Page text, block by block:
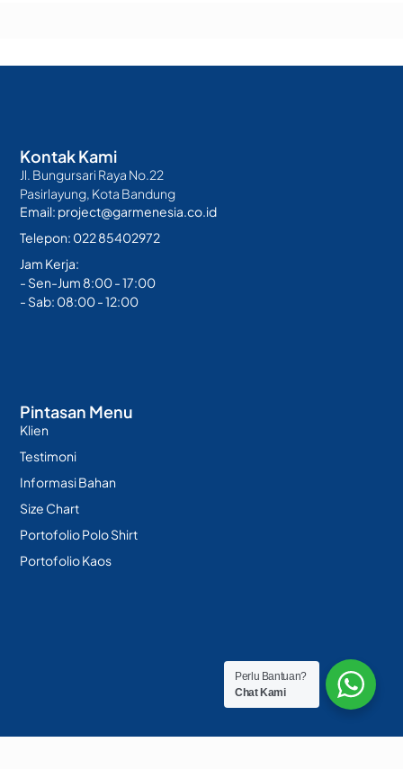
Pintasan Menu
Klien
Testimoni
Informasi Bahan
Size Chart
Portofolio Polo Shirt
Portofolio Kaos
Kontak Kami
Jl. Bungursari Raya No.22
Pasirlayung, Kota Bandung
Email: project@garmenesia.co.id
Telepon: 022 85402972
Jam Kerja:
- Sen-Jum 8:00 - 17:00
- Sab: 08:00 - 12:00
Perlu Bantuan?
Chat Kami